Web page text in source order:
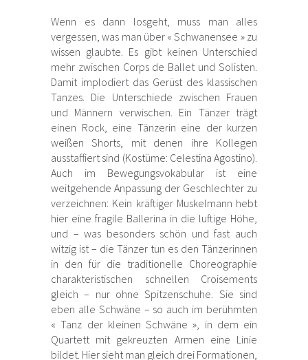
Wenn es dann losgeht, muss man alles
vergessen, was man über « Schwanensee » zu
wissen glaubte. Es gibt keinen Unterschied
mehr zwischen Corps de Ballet und Solisten.
Damit implodiert das Gerüst des klassischen
Tanzes. Die Unterschiede zwischen Frauen
und Männern verwischen. Ein Tänzer trägt
einen Rock, eine Tänzerin eine der kurzen
weißen Shorts, mit denen ihre Kollegen
ausstaffiert sind (Kostüme: Celestina Agostino).
Auch im Bewegungsvokabular ist eine
weitgehende Anpassung der Geschlechter zu
verzeichnen: Kein kräftiger Muskelmann hebt
hier eine fragile Ballerina in die luftige Höhe,
und – was besonders schön und fast auch
witzig ist – die Tänzer tun es den Tänzerinnen
in den für die traditionelle Choreographie
charakteristischen schnellen Croisements
gleich – nur ohne Spitzenschuhe. Sie sind
eben alle Schwäne – so auch im berühmten
« Tanz der kleinen Schwäne », in dem ein
Quartett mit gekreuzten Armen eine Linie
bildet. Hier sieht man gleich drei Formationen,